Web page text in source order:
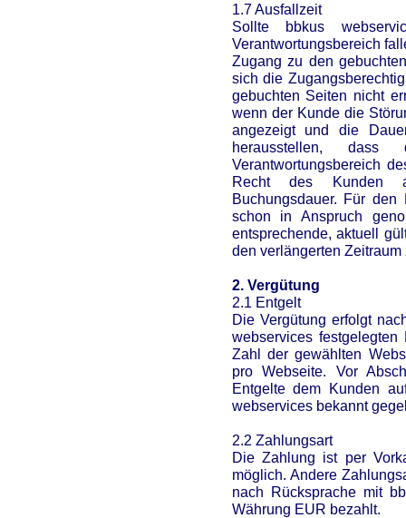
1.7 Ausfallzeit
Sollte bbkus
Verantwortungsbereich
Zugang zu den
sich die
gebuchten Seiten nicht
wenn der Kunde die
angezeigt und die
herausstellen,
Verantwortungsbereich
Recht des Kunden
Buchungsdauer. Für
schon in Anspruch
entsprechende, aktuell
den verlängerten Zeitraum
2. Vergütung
2.1 Entgelt
Die Vergütung erfolgt
webservices
Zahl der gewählten
pro Webseite. Vor
Entgelte dem Kunden
webservices bekannt
2.2 Zahlungsart
Die Zahlung ist per
möglich. Andere
nach Rücksprache mit
Währung EUR bezahlt.